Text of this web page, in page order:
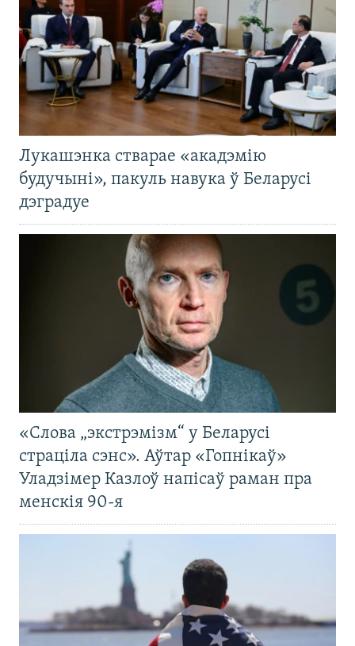
Лукашэнка стварае «акадэмію
будучыні», пакуль навука ў Беларусі
дэградуе
«Слова „экстрэмізм“ у Беларусі
страціла сэнс». Аўтар «Гопнікаў»
Уладзімер Казлоў напісаў раман пра
менскія 90-я